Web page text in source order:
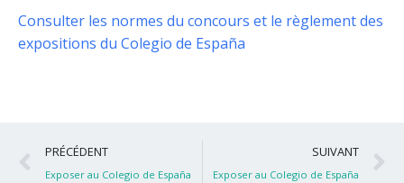
Consulter les normes du concours et le règlement des
expositions du Colegio de España
Précédent
PRÉCÉDENT
Exposer au Colegio de España
SUIVANT
Exposer au Colegio de España